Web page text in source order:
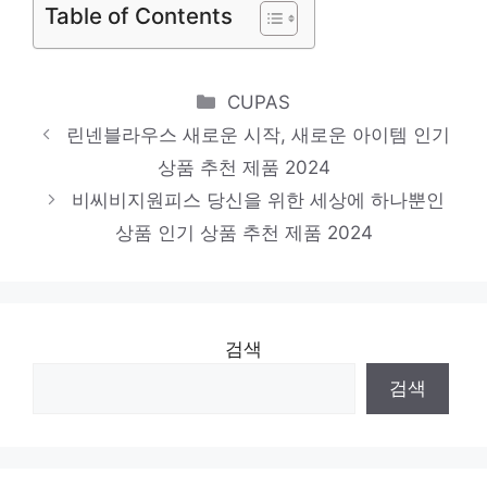
추천 제품 2024
포커스원피스
제품 2024
아노락원피스
지금이 당신의 시간입니다! 인기 상품 추천
제품 2024
Table of Contents
Categories
CUPAS
린넨블라우스 새로운 시작, 새로운 아이템 인기
상품 추천 제품 2024
비씨비지원피스 당신을 위한 세상에 하나뿐인
상품 인기 상품 추천 제품 2024
검색
검색